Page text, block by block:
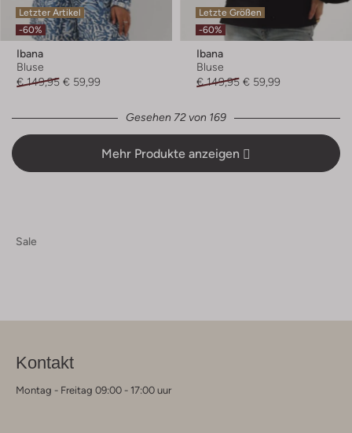
Letzter Artikel
-60%
Ibana
Bluse
€ 149,95 € 59,99
Letzte Größen
-60%
Ibana
Bluse
€ 149,95 € 59,99
Gesehen 72 von 169
Mehr Produkte anzeigen
Sale
Kontakt
Montag - Freitag 09:00 - 17:00 uur